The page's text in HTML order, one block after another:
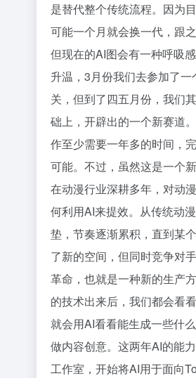
是替代整个传统流程。因为
可能一个月就会换一代，跟
但现在的AI图会有一种呼吸
升温，3月份我们去参加了
关，但到了四五月份，我们
础上，开辟出的一个新赛道
作至少需要一年多的时间，
可能。不过，虽然这是一个
在动漫行业深耕多年，对动
何利用AI来提效。从传统动
垫，节奏逐渐累积，直到某
了新的空间，但同时竞争对
革命，也就是一种新的生产方
的技术出来后，我们都会看
就会用AI看看能生成一些什
做内容创意。这两年AI的能
工作室，开始将AI用于面向